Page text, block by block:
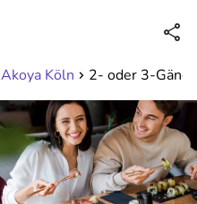
Disponible jusqu'à 23:00 heures
Akoya Köln 2- oder 3-